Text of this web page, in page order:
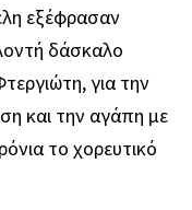
εξέφρασαν
δάσκαλο
για την
και την αγάπη με
το χορευτικό